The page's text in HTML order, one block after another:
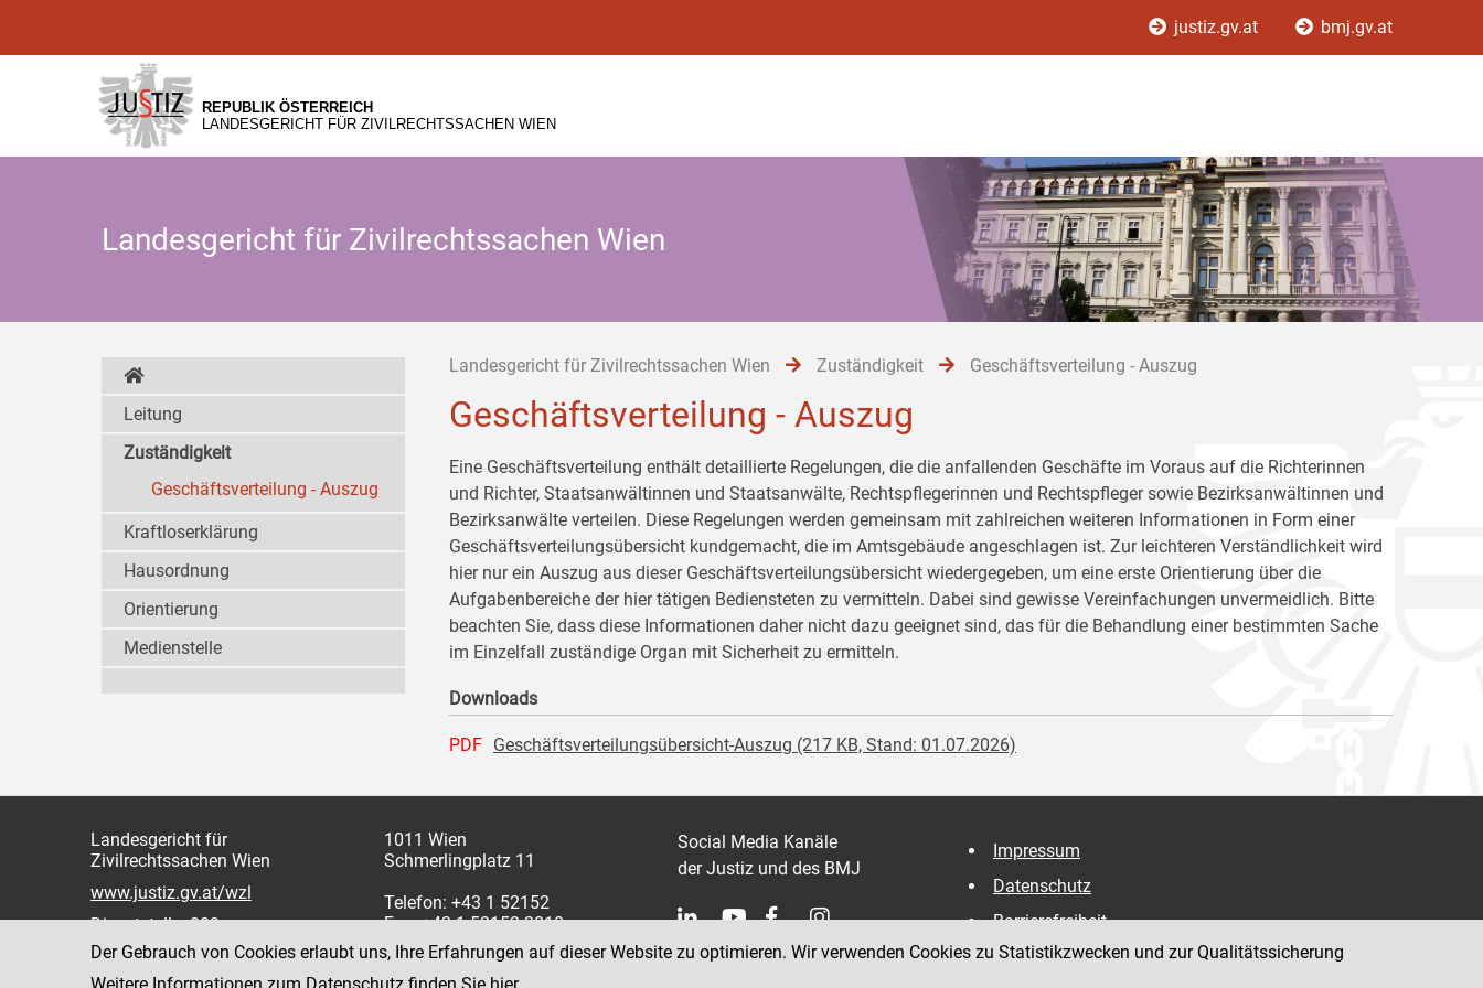
[1]
[2]
[3]
justiz.gv.at bmj.gv.at
REPUBLIK ÖSTERREICH
LANDESGERICHT FÜR ZIVILRECHTSSACHEN WIEN
Landesgericht für Zivilrechtssachen Wien
Landesgericht für Zivilrechtssachen Wien Zuständigkeit Geschäftsverteilung - Auszug
Geschäftsverteilung - Auszug
Eine Geschäftsverteilung enthält detaillierte Regelungen, die die anfallenden Geschäfte im Voraus auf die Richterinnen
und Richter, Staatsanwältinnen und Staatsanwälte, Rechtspflegerinnen und Rechtspfleger sowie Bezirksanwältinnen und
Bezirksanwälte verteilen. Diese Regelungen werden gemeinsam mit zahlreichen weiteren Informationen in Form einer
Geschäftsverteilungsübersicht kundgemacht, die im Amtsgebäude angeschlagen ist. Zur leichteren Verständlichkeit wird
hier nur ein Auszug aus dieser Geschäftsverteilungsübersicht wiedergegeben, um eine erste Orientierung über die
Aufgabenbereiche der hier tätigen Bediensteten zu vermitteln. Dabei sind gewisse Vereinfachungen unvermeidlich. Bitte
beachten Sie, dass diese Informationen daher nicht dazu geeignet sind, das für die Behandlung einer bestimmten Sache
im Einzelfall zuständige Organ mit Sicherheit zu ermitteln.
Downloads
PDF Geschäftsverteilungsübersicht-Auszug (217 KB, Stand: 01.07.2026)
Leitung
Zuständigkeit
Geschäftsverteilung - Auszug
Kraftloserklärung
Hausordnung
Orientierung
Medienstelle
Landesgericht für
Zivilrechtssachen Wien
www.justiz.gv.at/wzl
Dienststelle: 003
1011 Wien
Schmerlingplatz 11
Telefon: +43 1 52152
Fax: +43 1 52152 3810
Social Media Kanäle
der Justiz und des BMJ
Impressum
Datenschutz
Barrierefreiheit
Hinweisgeber:innenplattform (für Mitarbeiter:innen)
Der Gebrauch von Cookies erlaubt uns, Ihre Erfahrungen auf dieser Website zu optimieren. Wir verwenden Cookies zu Statistikzwecken und zur Qualitätssicherung